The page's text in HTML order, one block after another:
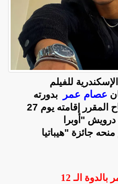
للفيلم
عصام عمر
بدورته
الـ12 خلال حفل الافتتاح المقرر إقامته يوم 27
"أوبرا
جائزة "هيباتيا
تكريم الفنان عصام عمر بالدوة الـ 12